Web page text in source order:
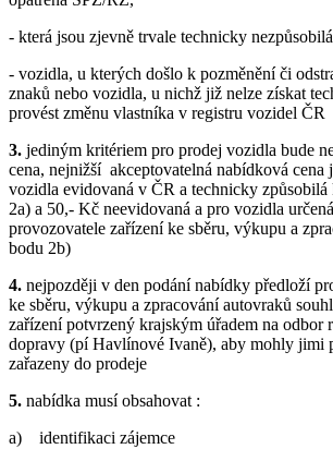
- která jsou zjevně trvale technicky
- vozidla, u kterých došlo k pozměnění či
znaků nebo vozidla, u nichž již nelze získat
provést změnu vlastníka v registru vozidel ČR
3. jediným kritériem pro prodej vozidla bude
cena, nejnižší akceptovatelná nabídková cena
vozidla evidovaná v ČR a technicky
2a) a 50,- Kč neevidovaná a pro vozidla
provozovatele zařízení ke sběru, výkupu a
bodu 2b)
4. nejpozději v den podání nabídky předloží
ke sběru, výkupu a zpracování autovraků
zařízení potvrzený krajským úřadem na odbor
dopravy (pí Havlínové Ivaně), aby mohly jimi
zařazeny do prodeje
5. nabídka musí obsahovat :
a) identifikaci zájemce